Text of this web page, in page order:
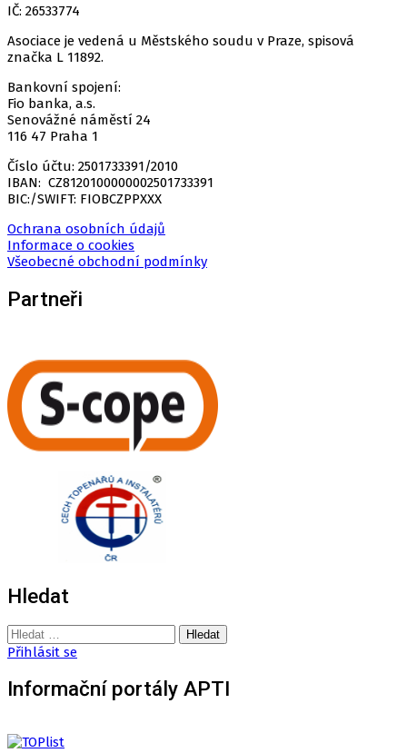
IČ: 26533774
Asociace je vedená u Městského soudu v Praze, spisová
značka L 11892.
Bankovní spojení:
Fio banka, a.s.
Senovážné náměstí 24
116 47 Praha 1
Číslo účtu: 2501733391/2010
IBAN: CZ8120100000002501733391
BIC:/SWIFT: FIOBCZPPXXX
Ochrana osobních údajů
Informace o cookies
Všeobecné obchodní podmínky
Partneři
Hledat
Vyhledávání
Přihlásit se
Informační portály APTI